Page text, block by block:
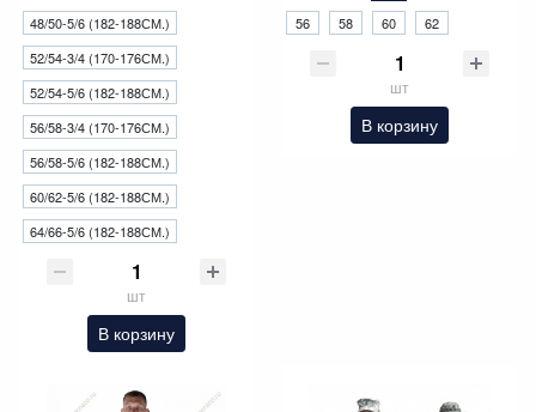
48/50-5/6 (182-188СМ.)
52/54-3/4 (170-176СМ.)
52/54-5/6 (182-188СМ.)
56/58-3/4 (170-176СМ.)
56/58-5/6 (182-188СМ.)
60/62-5/6 (182-188СМ.)
64/66-5/6 (182-188СМ.)
шт
В корзину
56
58 60 62
шт
В корзину